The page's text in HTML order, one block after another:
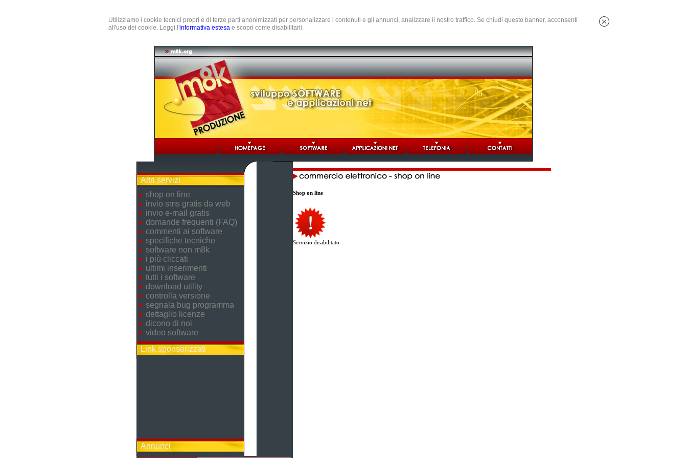
Utilizziamo i cookie tecnici propri e di terze parti anonimizzati per personalizzare i contenuti e gli annunci, analizzare il nostro traffico. Se chiudi questo banner, acconsenti
all'uso dei cookie. Leggi l'informativa estesa e scopri come disabilitarli.
Altri servizi
shop on line
invio sms gratis da web
invio e-mail gratis
domande frequenti (FAQ)
commenti ai software
specifiche tecniche
software non m8k
i più cliccati
ultimi inserimenti
tutti i software
download utility
controlla versione
segnala bug programma
dettaglio licenze
dicono di noi
video software
Link sponsorizzati
Annunci
Shop on line
Servizio disabilitato.